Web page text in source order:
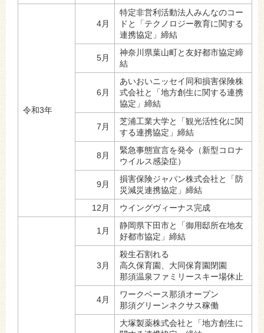
令和3年
4月
特定非営利活動法人みんなのコー
ドと「テクノロジー教育に関する
連携協定」締結
5月
神奈川県葉山町と友好都市協定締
結
6月
あいおいニッセイ同和損害保険株
式会社と「地方創生に関する連携
協定」締結
7月
芝浦工業大学と「観光活性化に関
する連携協定」締結
8月
緊急事態宣言を発令（新型コロナ
ウイルス感染症）
9月
損害保険ジャパン株式会社と「防
災減災連携協定」締結
12月
ウイングヴィーナス完成
1月
静岡県下田市と「御用邸所在地友
好都市協定」締結
3月
殺生石割れる
高久保育園、大同保育園閉園
那須温泉ファミリースキー場休止
4月
ワークベース那須オープン
那須グリーンネクサス稼働
大塚製薬株式会社と「地方創生に